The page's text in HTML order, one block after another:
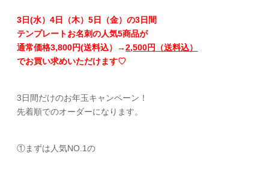
3日(水）4日（木）5日（金）の3日間
テンプレートお名刺の人気5商品が
通常価格3,800円(送料込）→2,500円（送料込）
でお買い求めいただけます♡
3日間だけのお年玉キャンペーン！
先着順でのオーダーになります。
①まずは人気NO.1の